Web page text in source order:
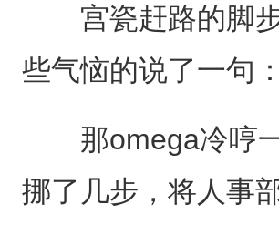
宫瓷赶路的脚步
些气恼的说了一句
那omega冷哼一
挪了几步，将人事